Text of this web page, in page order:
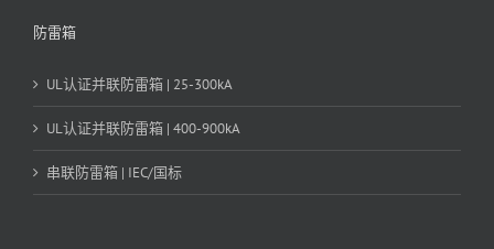
防雷箱
UL认证并联防雷箱 | 25-300kA
UL认证并联防雷箱 | 400-900kA
串联防雷箱 | IEC/国标